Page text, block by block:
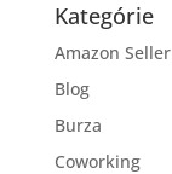
Kategórie
Amazon Seller
Blog
Burza
Coworking